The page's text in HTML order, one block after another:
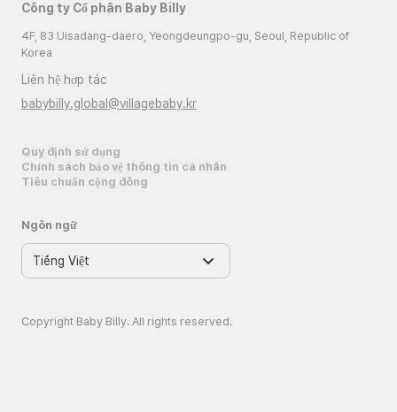
Công ty Cổ phần Baby Billy
4F, 83 Uisadang-daero, Yeongdeungpo-gu, Seoul, Republic of
Korea
Liên hệ hợp tác
babybilly.global@villagebaby.kr
Quy định sử dụng
Chính sách bảo vệ thông tin cá nhân
Tiêu chuẩn cộng đồng
Ngôn ngữ
Copyright Baby Billy. All rights reserved.